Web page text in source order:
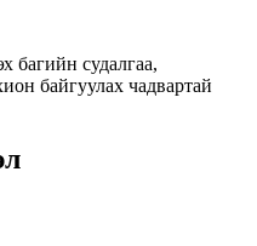
багийн судалгаа,
байгуулах чадвартай